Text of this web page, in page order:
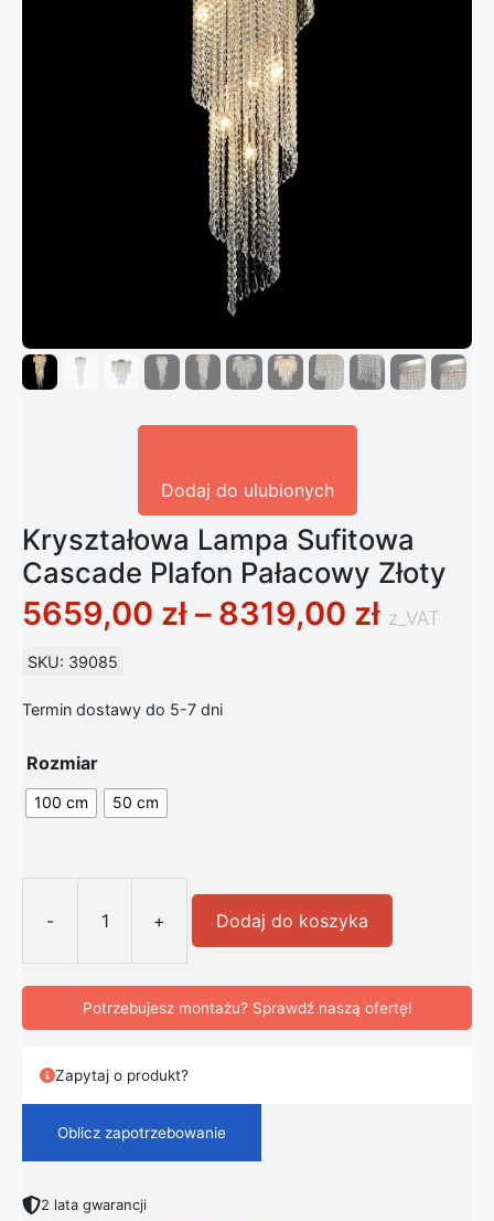
Dodaj do ulubionych
Kryształowa Lampa Sufitowa
Cascade Plafon Pałacowy Złoty
5659,00 zł – 8319,00 złZakres
z_VAT
SKU: 39085
Termin dostawy do 5-7 dni
Rozmiar
100 cm 50 cm
-
ilość Kryształowa Lampa Sufitowa
+ Dodaj do koszyka
Potrzebujesz montażu? Sprawdź naszą ofertę!
Zapytaj o produkt?
Oblicz zapotrzebowanie
2 lata gwarancji